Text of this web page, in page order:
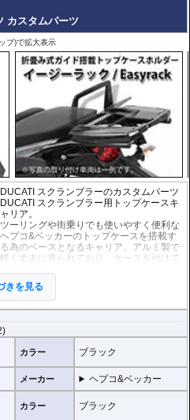
カスタムパーツ
プ)で拡大表示
DUCATI スクランブラーのカスタムパーツ
DUCATI スクランブラー用トップケースキ
ャリア。
ツーリングや街乗りでも使いやすく便利な
ヘプコ&ベッカーのトップケースを搭載す
る為のベースとなるキャリア。アルミ製で
軽く丈夫に造られており、ケースを付けて
込むデザインです。
全に取り付けるための位置決めガイド
タイプと固定タイプの2種類をラインナ
お選びいただけます。
ーラック
簡単にフラットな簡易キャリアとなり
ょっとした荷物を載せる場合に便利で
きを見る
カラー ブラック
メーカー ヘプコ&ベッカー
カラー ブラック